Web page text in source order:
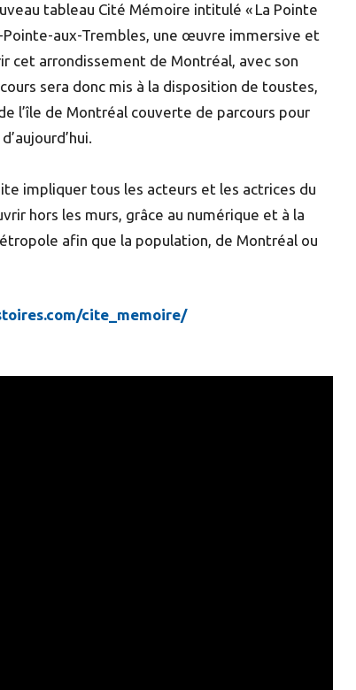
tableau Cité Mémoire intitulé « La Pointe
Pointe-aux-Trembles, une œuvre immersive et
cet arrondissement de Montréal, avec son
sera donc mis à la disposition de toustes,
l’île de Montréal couverte de parcours pour
impliquer tous les acteurs et les actrices du
hors les murs, grâce au numérique et à la
afin que la population, de Montréal ou
cite_memoire/